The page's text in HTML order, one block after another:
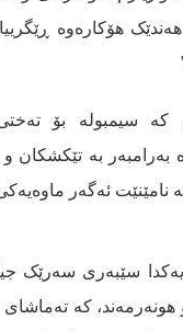
هۆکارەوە
کە سیمبولە بۆ
بەرامبەر بە تێکشکان
نامێنێت ئەگەر
سێبەری سەرێک
کە تەماشای